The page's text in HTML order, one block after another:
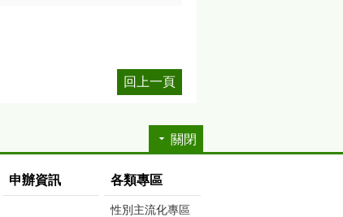
回上一頁
關閉
申辦資訊 各類專區
性別主流化專區